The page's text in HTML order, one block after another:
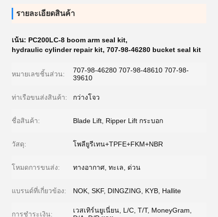
รายละเอียดสินค้า
เน้น: PC200LC-8 boom arm seal kit,
hydraulic cylinder repair kit, 707-98-46280 bucket seal kit
หมายเลขชิ้นส่วน:
707-98-46280 707-98-48610 707-98-
39610
ท่าเรือขนส่งสินค้า: กว่างโจว
ชื่อสินค้า: Blade Lift, Ripper Lift กระบอก
วัสดุ: โพลียูรีเทน+TPFE+FKM+NBR
โหมดการขนส่ง: ทางอากาศ, ทะเล, ด่วน
แบรนด์ที่เกี่ยวข้อง: NOK, SKF, DINGZING, KYB, Hallite
การชำระเงิน:
เวสเทิร์นยูเนี่ยน, L/C, T/T, MoneyGram,